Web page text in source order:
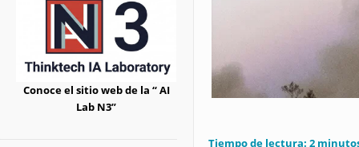
Tiempo de lectura:2
Conoce el sitio web de la “ AI
Lab N3”